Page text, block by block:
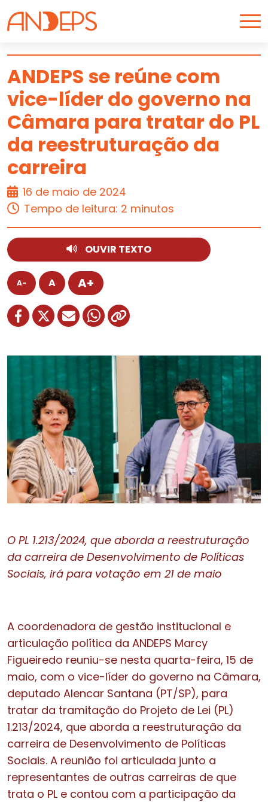
Skip to content
ARTIGO
ANDEPS se reúne com
vice-líder do governo na
Câmara para tratar do PL
da reestruturação da
carreira
16 de maio de 2024
Tempo de leitura: 2 minutos
OUVIR TEXTO
A- A A+
O PL 1.213/2024, que aborda a reestruturação
da carreira de Desenvolvimento de Políticas
Sociais, irá para votação em 21 de maio
A coordenadora de gestão institucional e
articulação política da ANDEPS Marcy
Figueiredo reuniu-se nesta quarta-feira, 15 de
maio, com o vice-líder do governo na Câmara,
deputado Alencar Santana (PT/SP), para
tratar da tramitação do Projeto de Lei (PL)
1.213/2024, que aborda a reestruturação da
carreira de Desenvolvimento de Políticas
Sociais. A reunião foi articulada junto a
representantes de outras carreiras de que
trata o PL e contou com a participação da